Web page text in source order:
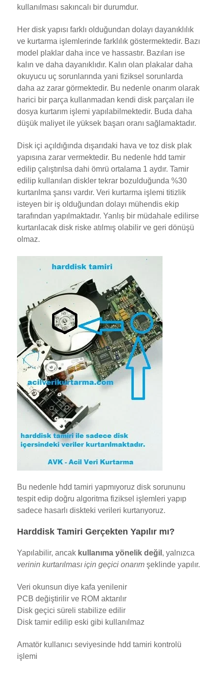
kullanılması sakıncalı bir durumdur.
Her disk yapısı farklı olduğundan dolayı dayanıklılık
ve kurtarma işlemlerinde farklılık göstermektedir. Bazı
model plaklar daha ince ve hassastır. Bazıları ise
kalın ve daha dayanıklıdır. Kalın olan plakalar daha
okuyucu uç sorunlarında yani fiziksel sorunlarda
daha az zarar görmektedir. Bu nedenle onarım olarak
harici bir parça kullanmadan kendi disk parçaları ile
dosya kurtarım işlemi yapılabilmektedir. Buda daha
düşük maliyet ile yüksek başarı oranı sağlamaktadır.
Disk içi açıldığında dışarıdaki hava ve toz disk plak
yapısına zarar vermektedir. Bu nedenle hdd tamir
edilip çalıştırılsa dahi ömrü ortalama 1 aydır. Tamir
edilip kullanılan diskler tekrar bozulduğunda %30
kurtarılma şansı vardır. Veri kurtarma işlemi titizlik
isteyen bir iş olduğundan dolayı mühendis ekip
tarafından yapılmaktadır. Yanlış bir müdahale edilirse
kurtarılacak disk riske atılmış olabilir ve geri dönüşü
olmaz.
Bu nedenle hdd tamiri yapmıyoruz disk sorununu
tespit edip doğru algoritma fiziksel işlemleri yapıp
sadece hasarlı diskteki verileri kurtarıyoruz.
Harddisk Tamiri Gerçekten Yapılır mı?
Yapılabilir, ancak kullanıma yönelik değil , yalnızca
verinin kurtarılması için geçici onarım şeklinde yapılır.
Veri okunsun diye kafa yenilenir
PCB değiştirilir ve ROM aktarılır
Disk geçici süreli stabilize edilir
Disk tamir edilip eski gibi kullanılmaz
Amatör kullanıcı seviyesinde hdd tamiri kontrolü
işlemi